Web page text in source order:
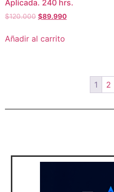
Aplicada. 240 hrs.
$120.000 $89.990
Añadir al carrito
1 2